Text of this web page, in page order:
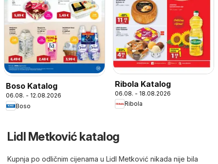
Boso Katalog
06.08. - 12.08.2026
Boso
Ribola Katalog
06.08. - 18.08.2026
Ribola
Lidl Metković katalog
Kupnja po odličnim cijenama u Lidl Metković nikada nije bila